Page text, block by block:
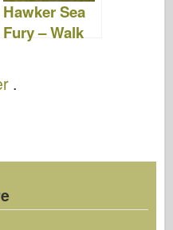
Hawker Sea
Fury – Walk
.